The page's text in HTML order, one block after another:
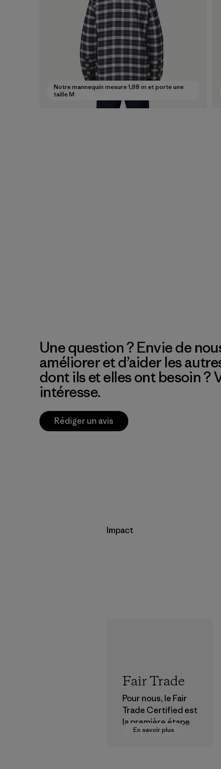
Notre mannequin mesure 1,88 m et porte une
taille M
Une question ? Envie de
améliorer et d’aider les
dont ils et elles ont besoin ?
intéresse.
Rédiger un avis
Impact
En savoir plus
Fair Trade
Pour nous, le Fair
Trade Certified est
la première étape
vers des